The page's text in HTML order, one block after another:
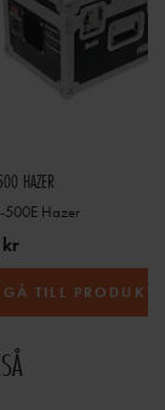
HAZER
500E Hazer
GÅ TILL PRODUKT